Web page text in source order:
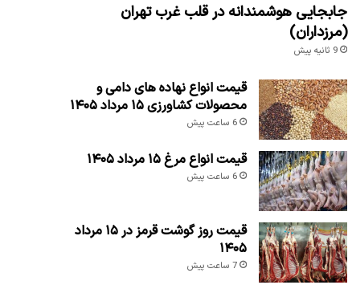
جابجایی هوشمندانه در قلب غرب تهران
(مرزداران)
9 ثانیه پیش
قیمت انواع نهاده های دامی و
محصولات کشاورزی ۱۵ مرداد ۱۴۰۵
6 ساعت پیش
قیمت انواع مرغ ۱۵ مرداد ۱۴۰۵
6 ساعت پیش
قیمت روز گوشت قرمز در ۱۵ مرداد
۱۴۰۵
7 ساعت پیش